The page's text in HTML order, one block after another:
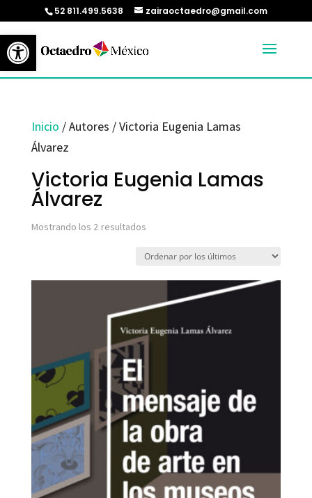
Abrir barra de herramientas
52 811.499.5638 zairaoctaedro@gmail.com
Inicio / Autores / Victoria Eugenia Lamas
Álvarez
Victoria Eugenia Lamas
Álvarez
Mostrando los 2 resultadosOrdenado